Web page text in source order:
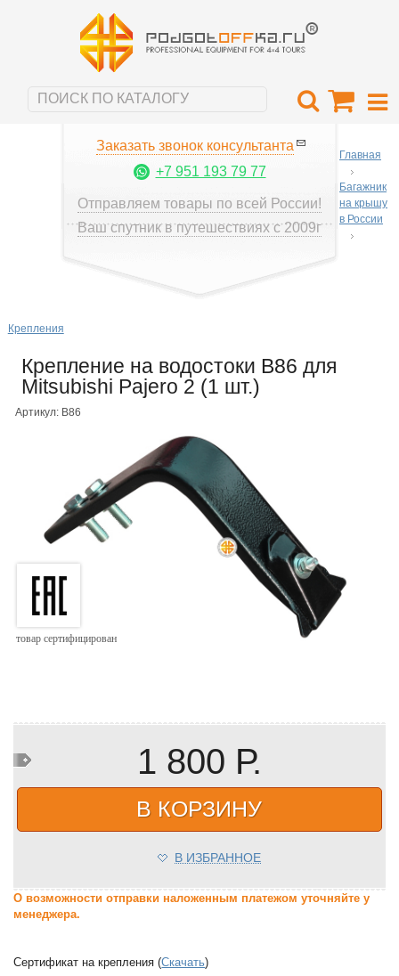
Заказать звонок консультанта
+7 951 193 79 77
Отправляем товары по всей России!
Ваш спутник в путешествиях с 2009г
Главная
Багажник
на крышу
в России
Крепления
Крепление на водостоки B86 для
Mitsubishi Pajero 2 (1 шт.)
Артикул: B86
товар сертифицирован
1 800 Р.
В КОРЗИНУ
В ИЗБРАННОЕ
О возможности отправки наложенным платежом уточняйте у
менеджера.
Сертификат на крепления (Скачать)